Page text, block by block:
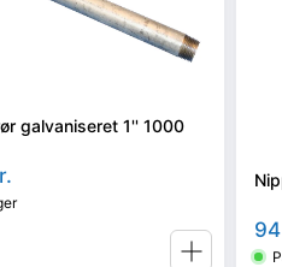
galvaniseret 1'' 1000
94